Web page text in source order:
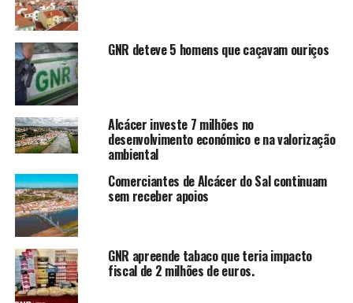
GNR deteve 5 homens que caçavam ouriços
Alcácer investe 7 milhões no
desenvolvimento económico e na valorização
ambiental
Comerciantes de Alcácer do Sal continuam
sem receber apoios
GNR apreende tabaco que teria impacto
fiscal de 2 milhões de euros.